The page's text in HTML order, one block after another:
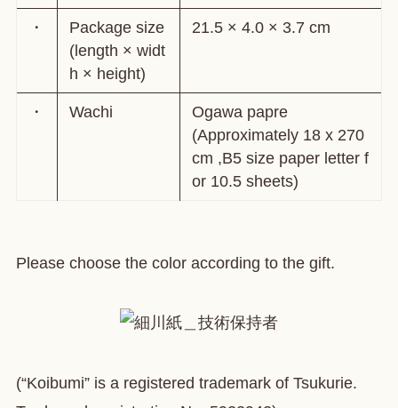
・
Package size
(length × widt
h × height)
21.5 × 4.0 × 3.7 cm
・ Wachi
Ogawa papre
(Approximately 18 x 270
cm ,B5 size paper letter f
or 10.5 sheets)
Please choose the color according to the gift.
(“Koibumi” is a registered trademark of Tsukurie.